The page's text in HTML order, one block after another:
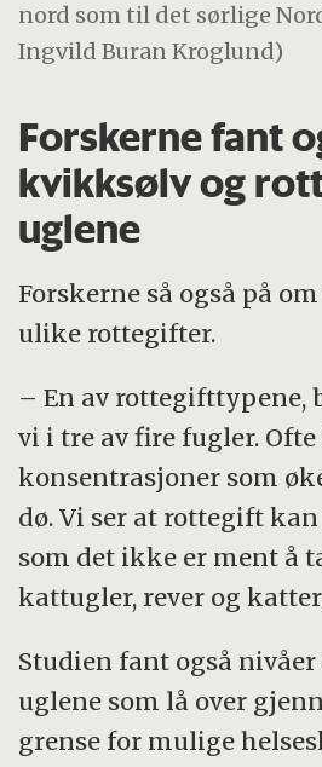
nord som til det sørlige
Ingvild Buran Kroglund)
Forskerne fant
kvikksølv og
uglene
Forskerne så også på
ulike rottegifter.
– En av rottegifttypene,
vi i tre av fire fugler. Ofte
konsentrasjoner som
dø. Vi ser at rottegift
som det ikke er ment å
kattugler, rever og
Studien fant også
uglene som lå over
grense for mulige